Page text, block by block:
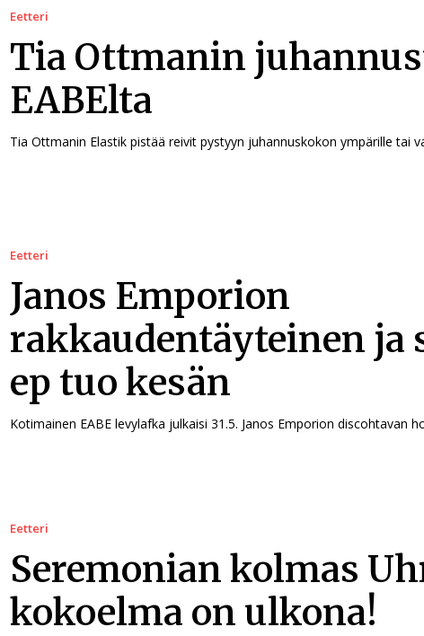
Eetteri
Tia Ottmanin
EABElta
Tia Ottmanin Elastik pistää reivit pystyyn juhannuskokon ympärille tai
Eetteri
Janos Emporion
rakkaudentäyteinen ja
ep tuo kesän
Kotimainen EABE levylafka julkaisi 31.5. Janos Emporion discohtavan
Eetteri
Seremonian kolmas
kokoelma on ulkona!